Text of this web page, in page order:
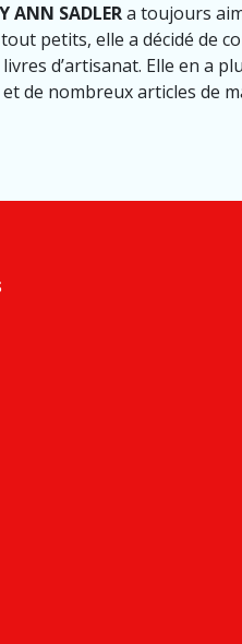
ANN SADLERa toujours
petits, elle a décidé de
d’artisanat. Elle en a
de nombreux articles de